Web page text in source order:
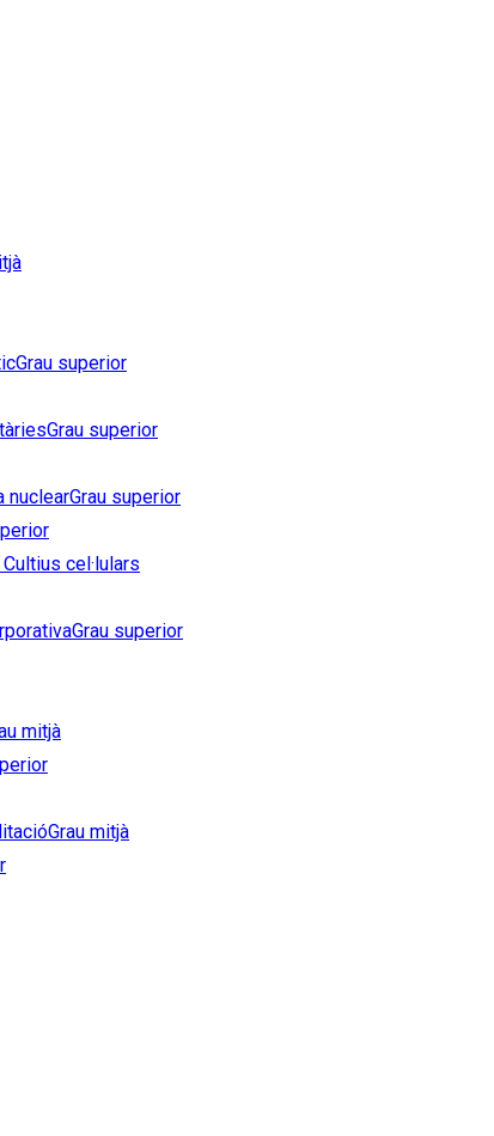
Grau superior
Grau superior
nuclearGrau superior
cel·lulars
Grau superior
mitjà
Grau mitjà